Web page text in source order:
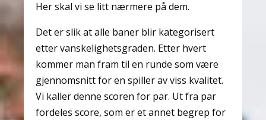
Her skal vi se litt nærmere på dem.
Det er slik at alle baner blir kategorisert
etter vanskelighetsgraden. Etter hvert
kommer man fram til en runde som være
gjennomsnitt for en spiller av viss kvalitet.
Vi kaller denne scoren for par. Ut fra par
fordeles score, som er et annet begrep for